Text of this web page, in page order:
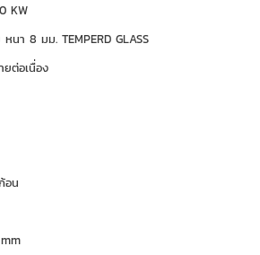
KW
นา 8 มม. TEMPERD GLASS
ยต่อเนื่อง
อน